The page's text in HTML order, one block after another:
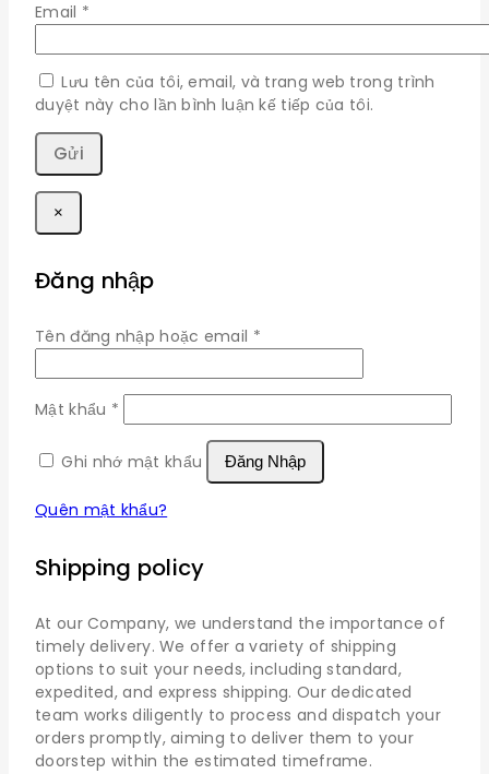
Email *
Lưu tên của tôi, email, và trang web trong trình
duyệt này cho lần bình luận kế tiếp của tôi.
×
Đăng nhập
Tên đăng nhập hoặc email *Bắt
Mật khẩu *
buộc
Ghi nhớ mật khẩu
Đăng Nhập
Quên mật khẩu?
Shipping policy
At our Company, we understand the importance of
timely delivery. We offer a variety of shipping
options to suit your needs, including standard,
expedited, and express shipping. Our dedicated
team works diligently to process and dispatch your
orders promptly, aiming to deliver them to your
doorstep within the estimated timeframe.